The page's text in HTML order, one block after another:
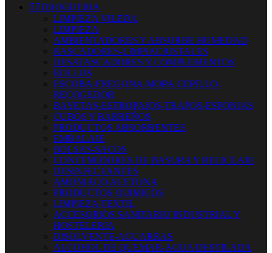
 DROGUERIA
LIMPIEZA VILEDA
LIMPIEZA
AMBIENTADORES Y ABSORBE HUMEDAD
RASCADORES-LIMPIACRISTALES
DESATASCADORES Y COMPLEMENTOS
ROLLOS
ESCOBA-FREGONA-MOPA-CEPILLO-
RECOGEDOR
BAYETAS-ESTROPAJOS-TRAPOS-ESPONJAS
CUBOS Y BARREÑOS
PRODUCTOS ABSORBENTES
EMBALAJE
BOLSAS-SACOS
CONTENEDORES DE BASURA Y RECICLAJE
DESINFECTANTES
AMONIACO ACETONA
PRODUCTOS QUIMICOS
LIMPIEZA TEXTIL
ACCESORIOS SANITARIO INDUSTRIAL Y
HOSTELERIA
DISOLVENTE-AGUARRAS
ALCOHOL DE QUEMAR-AGUA DESTILADA